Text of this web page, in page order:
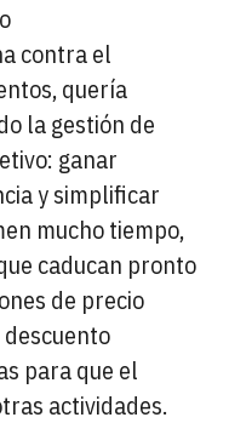
contra el
quería
la gestión de
ganar
y simplificar
mucho tiempo,
caducan pronto
de precio
para que el
actividades.